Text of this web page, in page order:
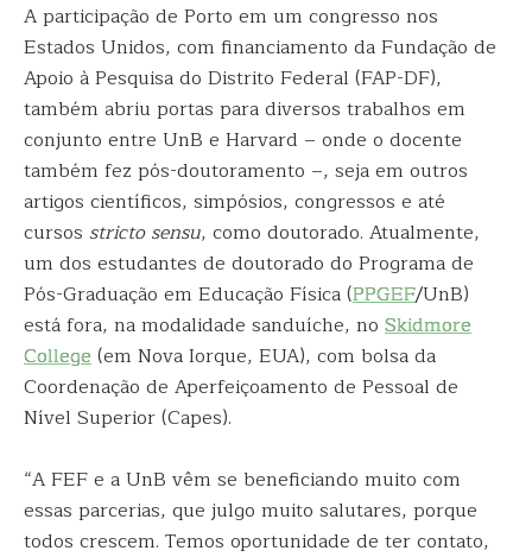
A participação de Porto em um congresso nos
Estados Unidos, com financiamento da Fundação de
Apoio à Pesquisa do Distrito Federal (FAP-DF),
também abriu portas para diversos trabalhos em
conjunto entre UnB e Harvard – onde o docente
também fez pós-doutoramento –, seja em outros
artigos científicos, simpósios, congressos e até
cursos stricto sensu, como doutorado. Atualmente,
um dos estudantes de doutorado do Programa de
Pós-Graduação em Educação Física (PPGEF/UnB)
está fora, na modalidade sanduíche, no Skidmore
College(em Nova Iorque, EUA), com bolsa da
Coordenação de Aperfeiçoamento de Pessoal de
Nível Superior (Capes).
“A FEF e a UnB vêm se beneficiando muito com
essas parcerias, que julgo muito salutares, porque
todos crescem. Temos oportunidade de ter contato,